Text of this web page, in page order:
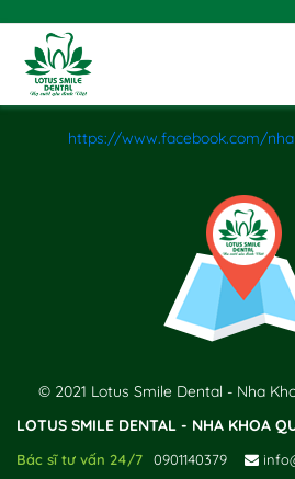
https://www.facebook.com/
© 2021 Lotus Smile Dental - Nha
LOTUS SMILE DENTAL - NHA KHOA
Bác sĩ tư vấn 24/7 0901140379